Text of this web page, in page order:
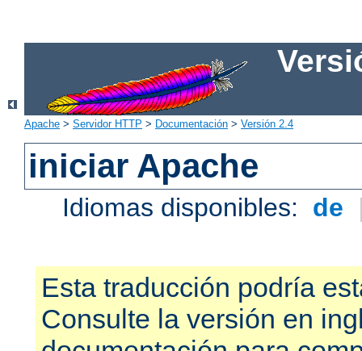
Apache > Servidor HTTP > Documentación > Versión 2.4
iniciar Apache
Idiomas disponibles: de
Esta traducción podría
Consulte la versión en